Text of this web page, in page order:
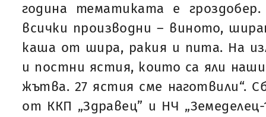
година тематиката е
всички производни – виното,
каша от шира, ракия и пита. На
и постни ястия, които са яли
жътва. 27 ястия сме наготвили“.
от ККП „Здравец” и НЧ